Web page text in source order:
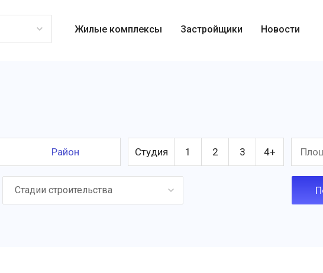
Жилые комплексы Застройщики Новости
Район Студия 1 2 3 4+
Стадии строительства